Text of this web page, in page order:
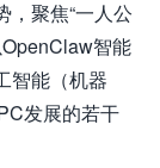
，聚焦“一人公
智能
智能（机器
发展的若干